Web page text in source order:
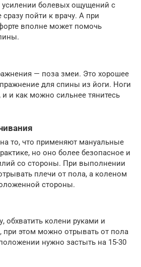
усилении болевых ощущений с
пойти к врачу. А при
вполне может помочь
— поза змеи. Это хорошее
для спины из йоги. Ноги
и и как можно сильнее тянитесь
то, что применяют мануальные
но оно более безопасное и
со стороны. При выполнении
плечи от пола, а коленом
стороны.
обхватить колени руками и
при этом можно отрывать от пола
нужно застыть на 15-30